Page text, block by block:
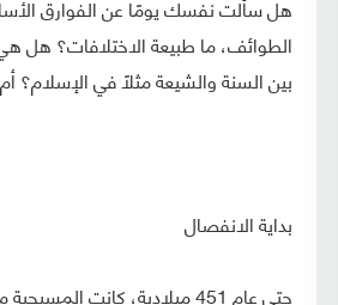
هل سألت نفسك يومًا عن الفوارق
الطوائف، ما طبيعة الاختلافات؟ هل
بين السنة والشيعة مثلًا في الإسلام؟
بداية الانفصال
حتى عام 451 ميلادية، كانت